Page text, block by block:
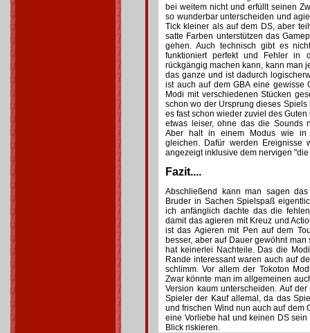
bei weitem nicht und erfüllt seinen
so wunderbar unterscheiden und
Tick kleiner als auf dem DS, aber
satte Farben unterstützen das
gehen. Auch technisch gibt es
funktioniert perfekt und Fehler in
rückgängig machen kann, kann man
das ganze und ist dadurch
ist auch auf dem GBA eine gewisse
Modi mit verschiedenen Stücken
schon wo der Ursprung dieses
es fast schon wieder zuviel des
etwas leiser, ohne das die Sounds
Aber halt in einem Modus wie in
gleichen. Dafür werden Ereignisse
angezeigt inklusive dem nervigen
Fazit....
Abschließend kann man sagen
Bruder in Sachen Spielspaß
ich anfänglich dachte das die
damit das agieren mit Kreuz und
ist das Agieren mit Pen auf dem
besser, aber auf Dauer gewöhnt
hat keinerlei Nachteile. Das die
Rande interessant waren auch auf
schlimm. Vor allem der Tokoton
Zwar könnte man im allgemeinen
Version kaum unterscheiden. Auf
Spieler der Kauf allemal, da das
und frischen Wind nun auch auf dem
eine Vorliebe hat und keinen DS
Blick riskieren.